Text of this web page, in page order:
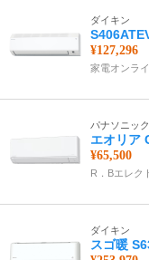
ダイキン
¥127,296
家電オンラ
パナソニック
エオリア
¥65,500
R．Bエレク
ダイキン
スゴ暖